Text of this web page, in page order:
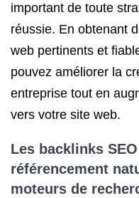
important de toute
réussie. En obtenant
web pertinents et
pouvez améliorer la
entreprise tout en
vers votre site web.
Les backlinks
référencement
moteurs de